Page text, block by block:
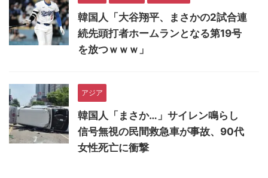
韓国人「大谷翔平、まさかの2試合連
続先頭打者ホームランとなる第19号
を放つｗｗｗ」
アジア
韓国人「まさか…」サイレン鳴らし
信号無視の民間救急車が事故、90代
女性死亡に衝撃